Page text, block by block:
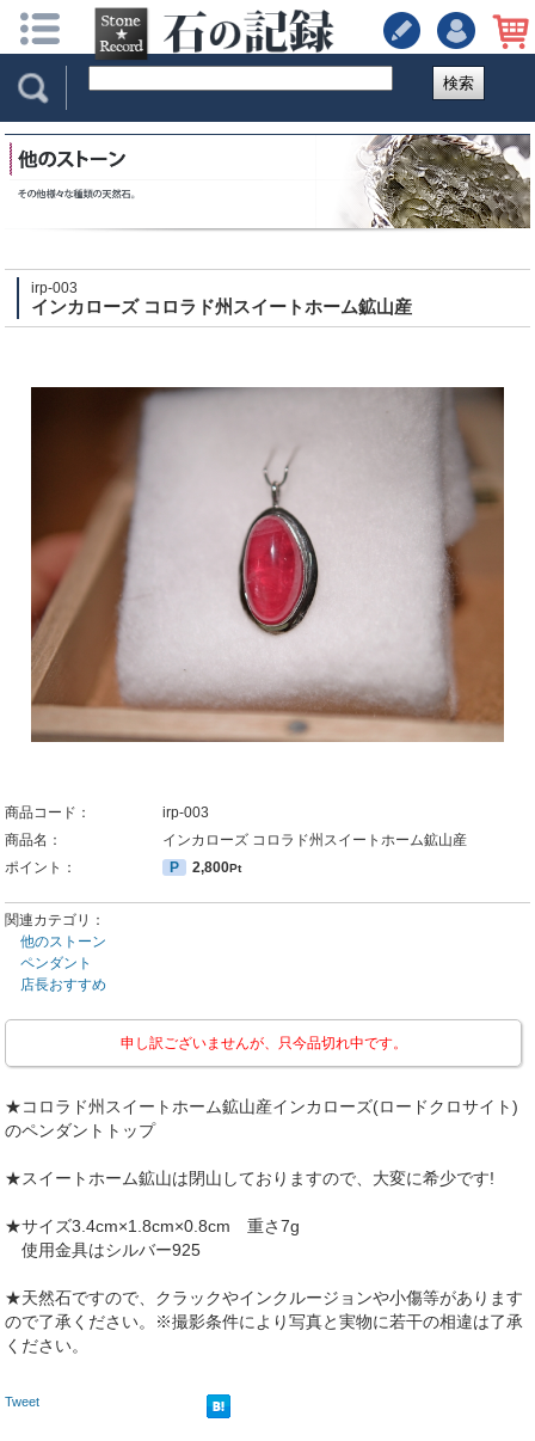
検索
irp-003
インカローズ コロラド州スイートホーム鉱山産
商品コード：
irp-003
商品名：
インカローズ コロラド州スイートホーム鉱山産
ポイント：
P 2,800Pt
関連カテゴリ：
他のストーン
ペンダント
店長おすすめ
申し訳ございませんが、只今品切れ中です。
★コロラド州スイートホーム鉱山産インカローズ(ロードクロサイト)
のペンダントトップ
★スイートホーム鉱山は閉山しておりますので、大変に希少です!
★サイズ3.4cm×1.8cm×0.8cm 重さ7g
使用金具はシルバー925
★天然石ですので、クラックやインクルージョンや小傷等があります
ので了承ください。※撮影条件により写真と実物に若干の相違は了承
ください。
Tweet